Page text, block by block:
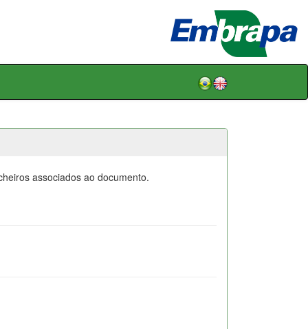
associados ao documento.